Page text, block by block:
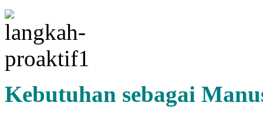
Kebutuhan sebagai